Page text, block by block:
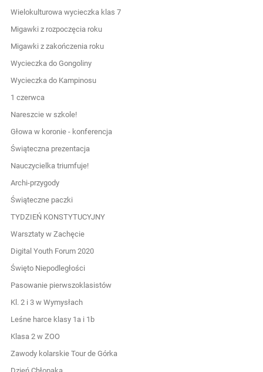
Wielokulturowa wycieczka klas 7
Migawki z rozpoczęcia roku
Migawki z zakończenia roku
Wycieczka do Gongoliny
Wycieczka do Kampinosu
1 czerwca
Nareszcie w szkole!
Głowa w koronie - konferencja
Świąteczna prezentacja
Nauczycielka triumfuje!
Archi-przygody
Świąteczne paczki
TYDZIEŃ KONSTYTUCYJNY
Warsztaty w Zachęcie
Digital Youth Forum 2020
Święto Niepodległości
Pasowanie pierwszoklasistów
Kl. 2 i 3 w Wymysłach
Leśne harce klasy 1a i 1b
Klasa 2 w ZOO
Zawody kolarskie Tour de Górka